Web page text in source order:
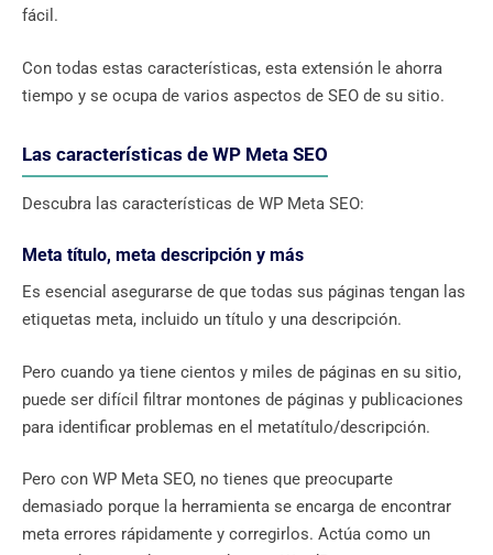
fácil.
Con todas estas características, esta extensión le ahorra
tiempo y se ocupa de varios aspectos de SEO de su sitio.
Las características de WP Meta SEO
Descubra las características de WP Meta SEO:
Meta título, meta descripción y más
Es esencial asegurarse de que todas sus páginas tengan las
etiquetas meta, incluido un título y una descripción.
Pero cuando ya tiene cientos y miles de páginas en su sitio,
puede ser difícil filtrar montones de páginas y publicaciones
para identificar problemas en el metatítulo/descripción.
Pero con WP Meta SEO, no tienes que preocuparte
demasiado porque la herramienta se encarga de encontrar
meta errores rápidamente y corregirlos. Actúa como un